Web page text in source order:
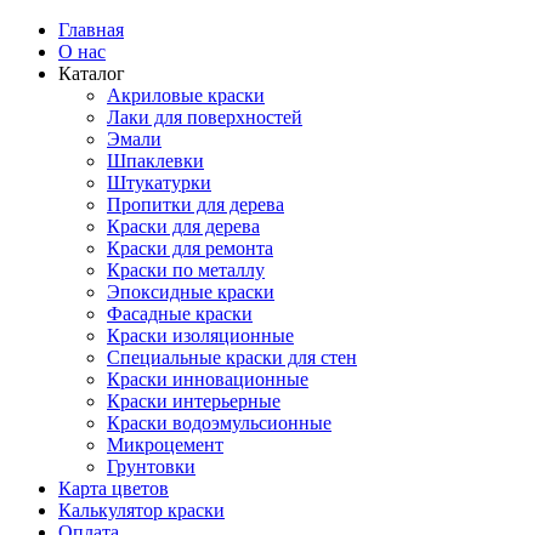
Главная
О нас
Каталог
Акриловые краски
Лаки для поверхностей
Эмали
Шпаклевки
Штукатурки
Пропитки для дерева
Краски для дерева
Краски для ремонта
Краски по металлу
Эпоксидные краски
Фасадные краски
Краски изоляционные
Специальные краски для стен
Краски инновационные
Краски интерьерные
Краски водоэмульсионные
Микроцемент
Грунтовки
Карта цветов
Калькулятор краски